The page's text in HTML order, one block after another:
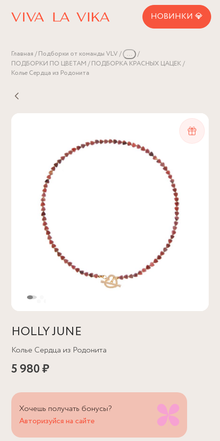
НОВИНКИ 💎
Главная Подборки от команды VLV
...
ПОДБОРКИ ПО ЦВЕТАМ
ПОДБОРКА КРАСНЫХ ЦАЦЕК
Колье Сердца из Родонита
HOLLY JUNE
Колье Сердца из Родонита
5 980 ₽
Хочешь получать бонусы?
Авторизуйся на сайте